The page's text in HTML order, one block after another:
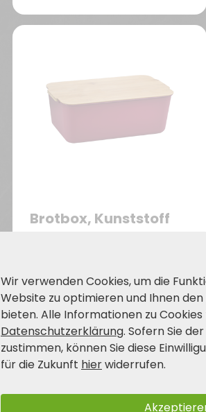
nutzbar (34 x 18 cm).
Brotbox, Kunststoff
Brotschneidebrett
verwendbar
Anfrage per E-Mail
Wir verwenden Cookies, um die
Website zu optimieren und Ihnen
bieten. Alle Informationen zu Cookies
Datenschutzerklärung. Sofern Sie
zustimmen, können Sie diese
für die Zukunft hierwiderrufen.